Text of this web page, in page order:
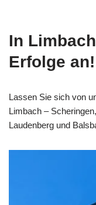
In
Erfolge an!
Lassen Sie sich von
Limbach –
Laudenberg und